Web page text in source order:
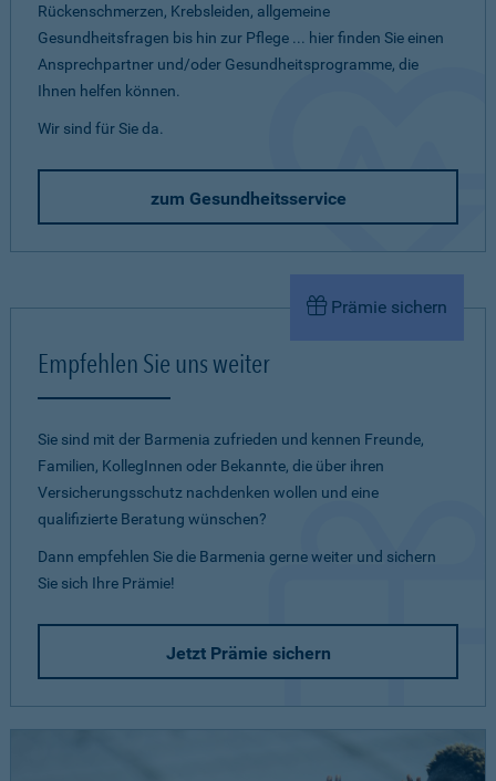
Rückenschmerzen, Krebsleiden, allgemeine
Gesundheitsfragen bis hin zur Pflege ... hier finden Sie einen
Ansprechpartner und/oder Gesundheitsprogramme, die
Ihnen helfen können.
Wir sind für Sie da.
zum Gesundheitsservice
Prämie sichern
Empfehlen Sie uns weiter
Sie sind mit der Barmenia zufrieden und kennen Freunde,
Familien, KollegInnen oder Bekannte, die über ihren
Versicherungsschutz nachdenken wollen und eine
qualifizierte Beratung wünschen?
Dann empfehlen Sie die Barmenia gerne weiter und sichern
Sie sich Ihre Prämie!
Jetzt Prämie sichern